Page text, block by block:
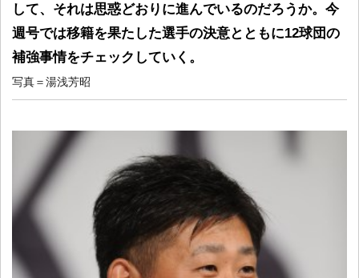
して、それは思惑どおりに進んでいるのだろうか。今
週号では移籍を果たした選手の決意とともに12球団の
補強事情をチェックしていく。
写真＝湯浅芳昭